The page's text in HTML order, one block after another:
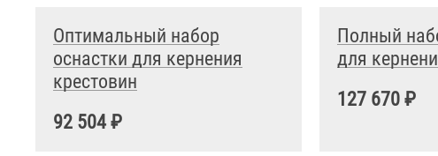
Оптимальный набор
оснастки для кернения
крестовин
92 504 ₽
Полный
для
127 670 ₽